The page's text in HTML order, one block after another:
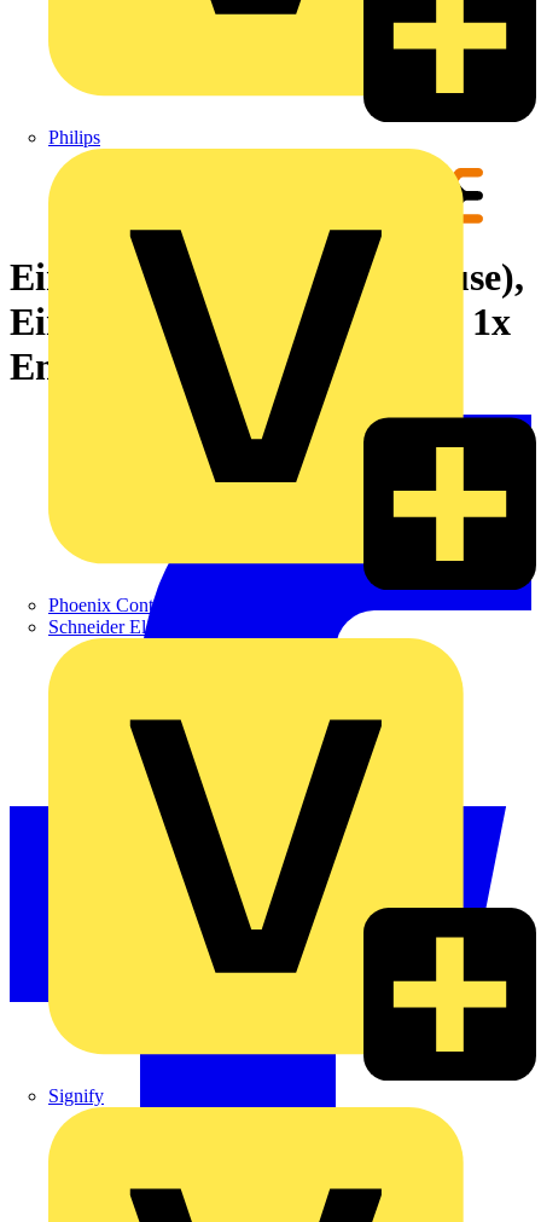
Philips
Phoenix Contact
Schneider Electric
Signify
Einsatzplatte (Einbaugehäuse),
Einsatzplatte, ungeschirmt, 1x
Energie